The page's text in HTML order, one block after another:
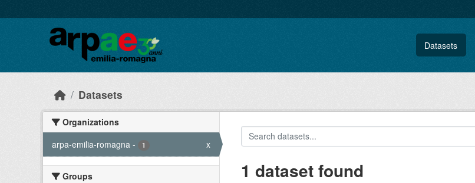
Datasets
Datasets
Organizations
arpa-emilia-romagna - 1 x
Groups
1 dataset found